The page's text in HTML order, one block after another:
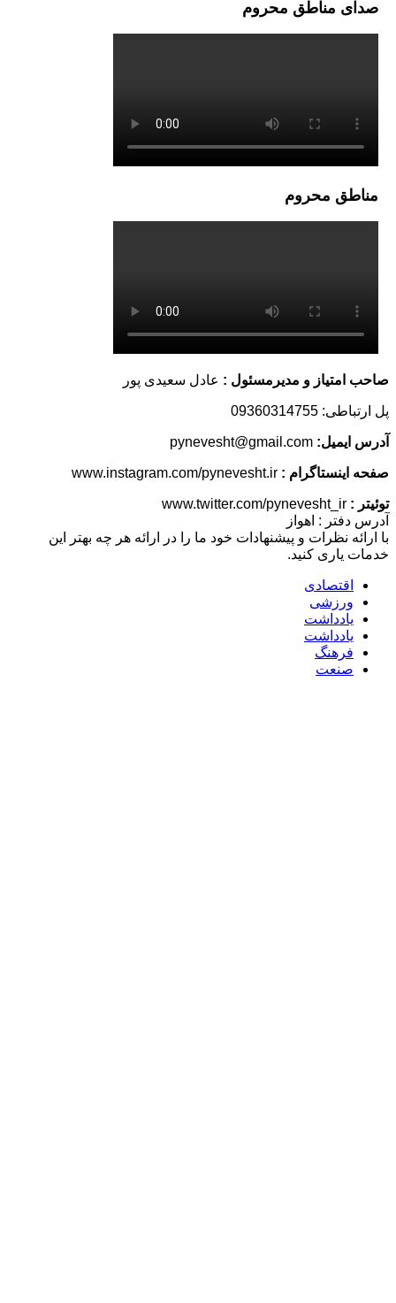
محروم
محروم
و مدیرمسئول :عادل سعیدی پور
pynevesht@gmail.com
:
www.instagram.com/pynevesht.ir
: اهواز
و پیشنهادات خود ما را در ارائه هر چه بهتر این
کنید.